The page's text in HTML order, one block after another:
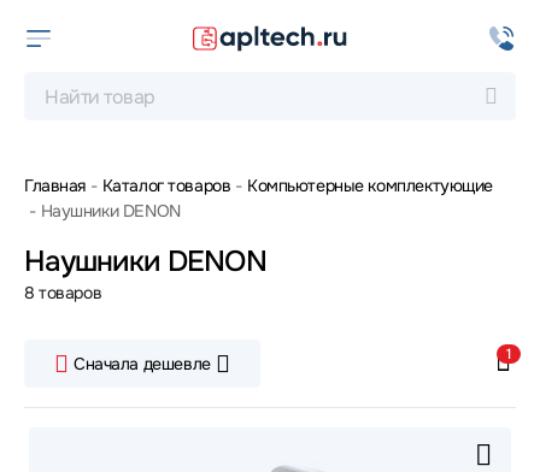
Главная Каталог товаров
Компьютерные комплектующие
Наушники DENON
Наушники DENON
8 товаров
Сначала дешевле 1